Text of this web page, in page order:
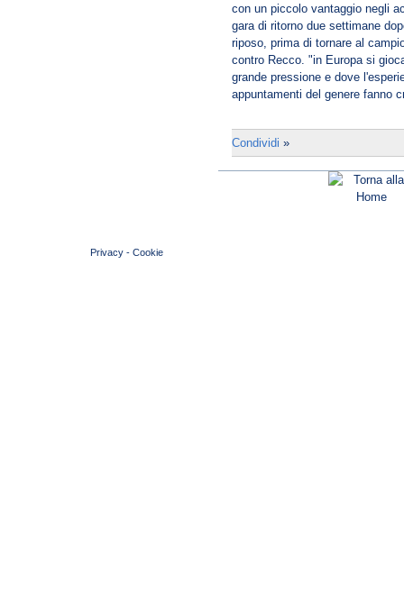
con un piccolo vantaggio negli
gara di ritorno due settimane
riposo, prima di tornare al
contro Recco. "in Europa si
grande pressione e dove
appuntamenti del genere fanno
Condividi »
Privacy - Cookie